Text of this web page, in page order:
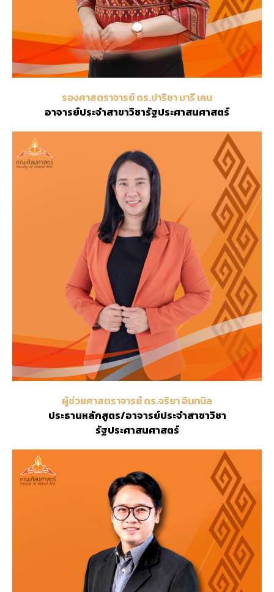
รองศาสตราจารย์ ดร.ปาริชา มารี เคน
อาจารย์ประจำสาขาวิชารัฐประศาสนศาสตร์
ผู้ช่วยศาสตราจารย์ ดร.จริยา อินทนิล
ประธานหลักสูตร/อาจารย์ประจำสาขาวิชา
รัฐประศาสนศาสตร์